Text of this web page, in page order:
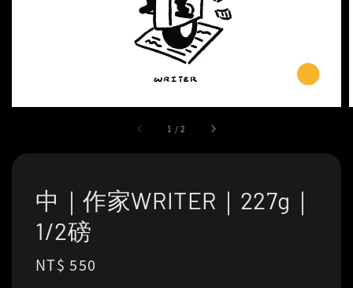
1 /2
中｜作家WRITER｜227g｜
1/2磅
Regular
NT$ 550